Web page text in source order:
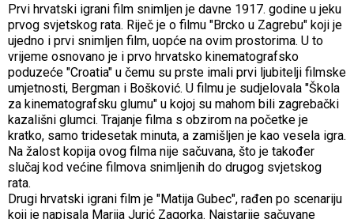
Prvi hrvatski igrani film snimljen je davne 1917. godine u jeku
prvog svjetskog rata. Riječ je o filmu "Brcko u Zagrebu" koji je
ujedno i prvi snimljen film, uopće na ovim prostorima. U to
vrijeme osnovano je i prvo hrvatsko kinematografsko
poduzeće "Croatia" u čemu su prste imali prvi ljubitelji filmske
umjetnosti, Bergman i Bošković. U filmu je sudjelovala "Škola
za kinematografsku glumu" u kojoj su mahom bili zagrebački
kazališni glumci. Trajanje filma s obzirom na početke je
kratko, samo tridesetak minuta, a zamišljen je kao vesela igra.
Na žalost kopija ovog filma nije sačuvana, što je također
slučaj kod većine filmova snimljenih do drugog svjetskog
rata.
Drugi hrvatski igrani film je "Matija Gubec", rađen po scenariju
koji je napisala Marija Jurić Zagorka. Najstarije sačuvane